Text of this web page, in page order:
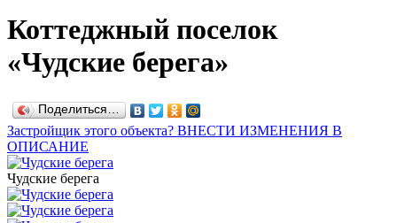
Коттеджный поселок
«Чудские берега»
Поделиться…
Застройщик этого объекта? ВНЕСТИ ИЗМЕНЕНИЯ В
ОПИСАНИЕ
Чудские берега